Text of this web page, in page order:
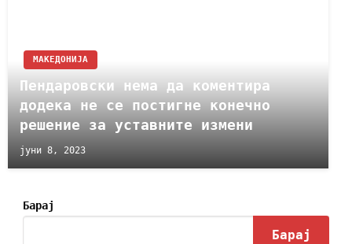
МАКЕДОНИЈА
Пендаровски нема да коментира
додека не се постигне конечно
решение за уставните измени
јуни 8, 2023
Барај
Барај